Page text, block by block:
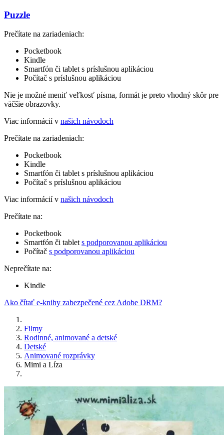
Puzzle
Prečítate na zariadeniach:
Pocketbook
Kindle
Smartfón či tablet s príslušnou aplikáciou
Počítač s príslušnou aplikáciou
Nie je možné meniť veľkosť písma, formát je preto vhodný skôr pre
väčšie obrazovky.
Viac informácií v našich návodoch
Prečítate na zariadeniach:
Pocketbook
Kindle
Smartfón či tablet s príslušnou aplikáciou
Počítač s príslušnou aplikáciou
Viac informácií v našich návodoch
Prečítate na:
Pocketbook
Smartfón či tablet s podporovanou aplikáciou
Počítač s podporovanou aplikáciou
Neprečítate na:
Kindle
Ako čítať e-knihy zabezpečené cez Adobe DRM?
Filmy
Rodinné, animované a detské
Detské
Animované rozprávky
Mimi a Líza